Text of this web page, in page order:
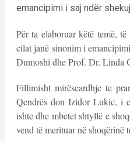
emancipimi i saj ndër shekuj
Për ta elaboruar këtë temë,
cilat janë sinonim i
Dumoshi dhe Prof. Dr. Linda
Fillimisht mirëseardhje te
Qendrës don Izidor Lukic, i
ishte dhe mbetet shtyllë e
vend të merituar në shoqërinë